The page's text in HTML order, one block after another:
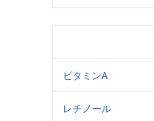
ビタミンA
レチノール